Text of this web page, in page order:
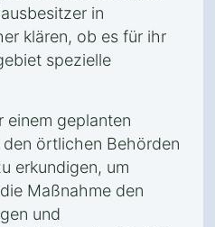
in
klären, ob es für ihr
spezielle
einem geplanten
örtlichen Behörden
erkundigen, um
Maßnahme den
und